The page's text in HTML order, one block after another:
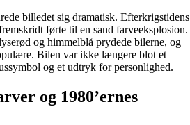
billedet sig dramatisk. Efterkrigstidens
førte til en sand farveeksplosion.
og himmelblå prydede bilerne, og
Bilen var ikke længere blot et
og et udtryk for personlighed.
og 1980’ernes